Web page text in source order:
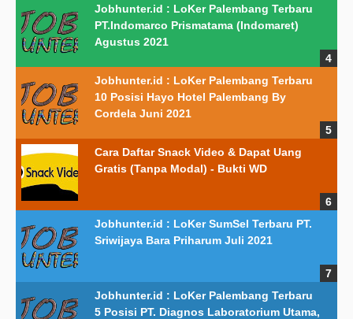
Jobhunter.id : LoKer Palembang Terbaru
PT.Indomarco Prismatama (Indomaret)
Agustus 2021
Jobhunter.id : LoKer Palembang Terbaru
10 Posisi Hayo Hotel Palembang By
Cordela Juni 2021
Cara Daftar Snack Video & Dapat Uang
Gratis (Tanpa Modal) - Bukti WD
Jobhunter.id : LoKer SumSel Terbaru PT.
Sriwijaya Bara Priharum Juli 2021
Jobhunter.id : LoKer Palembang Terbaru
5 Posisi PT. Diagnos Laboratorium Utama,